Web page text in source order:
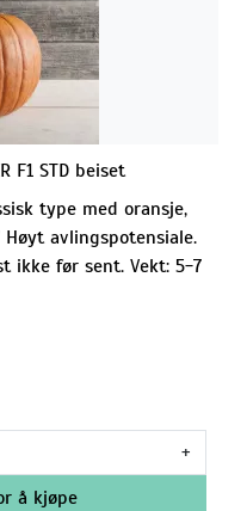
F1 STD beiset
type med oransje,
avlingspotensiale.
ikke før sent. Vekt: 5-7
+
å kjøpe